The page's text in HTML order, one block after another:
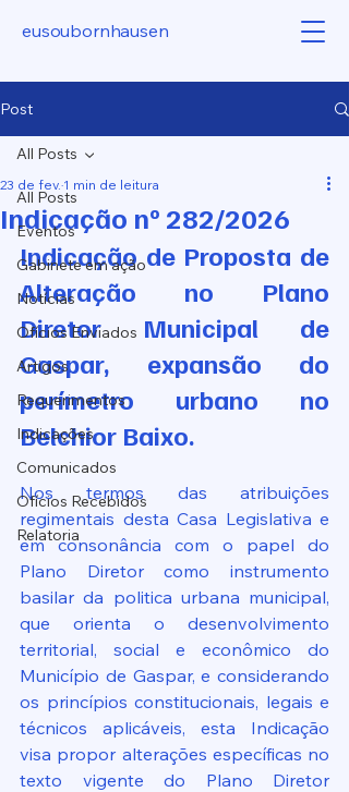
eusoubornhausen
Post
All Posts
Eventos
Gabinete em ação
Notícias
Ofícios Enviados
Artigos
Requerimentos
Indicações
Comunicados
Ofícios Recebidos
Relatoria
All Posts
Indicação nº 282/2026
23 de fev. 1 min de leitura
Indicação de Proposta de
Alteração no Plano
Diretor Municipal de
Gaspar, expansão do
perímetro urbano no
Belchior Baixo.
Nos termos das atribuições
regimentais desta Casa Legislativa e
em consonância com o papel do
Plano Diretor como instrumento
basilar da politica urbana municipal,
que orienta o desenvolvimento
territorial, social e econômico do
Município de Gaspar, e considerando
os princípios constitucionais, legais e
técnicos aplicáveis, esta Indicação
visa propor alterações específicas no
texto vigente do Plano Diretor